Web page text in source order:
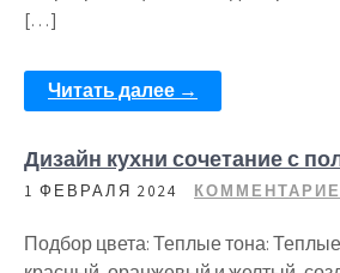
[…]
Читать далее →
Дизайн кухни сочетание с
1 ФЕВРАЛЯ 2024
Подбор цвета: Теплые тона: Теплые